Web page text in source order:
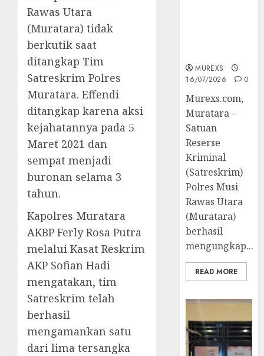
Rawas Utara
(Muratara) tidak
berkutik saat
ditangkap Tim
Satreskrim Polres
Muratara. Effendi
ditangkap karena aksi
kejahatannya pada 5
Maret 2021 dan
sempat menjadi
buronan selama 3
tahun.
Kapolres Muratara
AKBP Ferly Rosa Putra
melalui Kasat Reskrim
AKP Sofian Hadi
mengatakan, tim
Satreskrim telah
berhasil
mengamankan satu
dari lima tersangka
MUREXS
16/07/2026
0
Murexs.com,
Muratara –
Satuan
Reserse
Kriminal
(Satreskrim)
Polres Musi
Rawas Utara
(Muratara)
berhasil
mengungkap...
READ MORE